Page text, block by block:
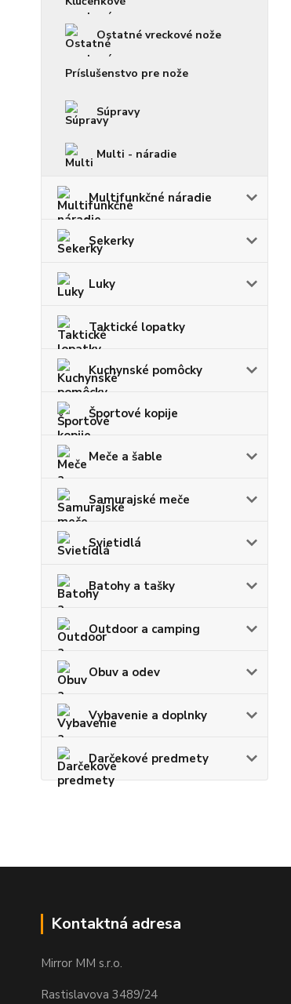
Ostatné vreckové nože
Príslušenstvo pre nože
Súpravy
Multi - náradie
Multifunkčné náradie
Sekerky
Luky
Taktické lopatky
Kuchynské pomôcky
Športové kopije
Meče a šable
Samurajské meče
Svietidlá
Batohy a tašky
Outdoor a camping
Obuv a odev
Vybavenie a doplnky
Darčekové predmety
Kontaktná adresa
Mirror MM s.r.o.
Rastislavova 3489/24